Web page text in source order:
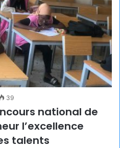
39
national de
l’excellence
talents